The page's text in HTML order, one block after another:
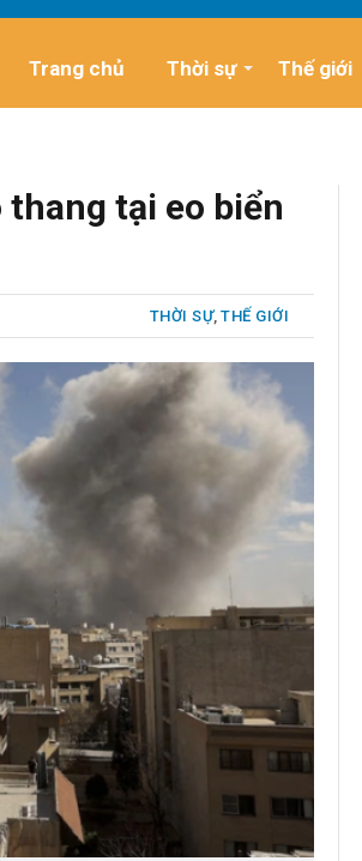
Trang chủ Thời sự Thế giới
tại eo biển
THỜI SỰ, THẾ GIỚI